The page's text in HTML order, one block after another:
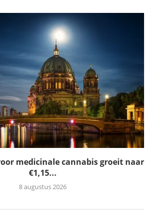
medicinale cannabis groeit naar
€1,15...
8 augustus 2026